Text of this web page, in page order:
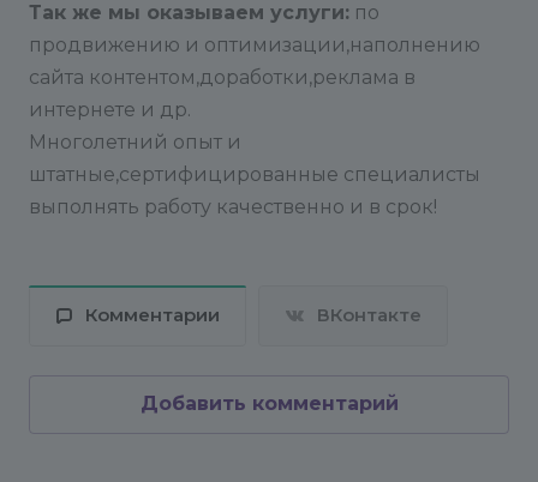
Так же мы оказываем услуги: по
продвижению и оптимизации,наполнению
сайта контентом,доработки,реклама в
интернете и др.
Многолетний опыт и
штатные,сертифицированные специалисты
выполнять работу качественно и в срок!
Комментарии ВКонтакте
Добавить комментарий